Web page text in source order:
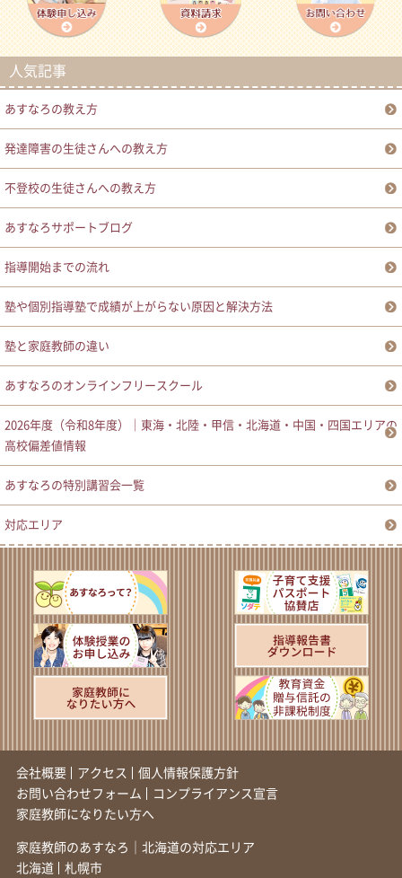
人気記事
あすなろの教え方
発達障害の生徒さんへの教え方
不登校の生徒さんへの教え方
あすなろサポートブログ
指導開始までの流れ
塾や個別指導塾で成績が上がらない原因と解決方法
塾と家庭教師の違い
あすなろのオンラインフリースクール
2026年度（令和8年度）｜東海・北陸・甲信・北海道・中国・四国エリアの
高校偏差値情報
あすなろの特別講習会一覧
対応エリア
会社概要 アクセス
個人情報保護方針
お問い合わせフォーム
コンプライアンス宣言
家庭教師になりたい方へ
家庭教師のあすなろ｜北海道の対応エリア
北海道
札幌市